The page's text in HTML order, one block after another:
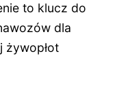
to klucz do
dla
żywopłot